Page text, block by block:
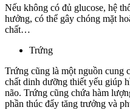
Nếu không có đủ glucose, hệ
hưởng, có thể gây chóng mặt
chất…
Trứng
Trứng cũng là một nguồn cung
chất dinh dưỡng thiết yếu giúp
não. Trứng cũng chứa hàm
phần thúc đẩy tăng trưởng và